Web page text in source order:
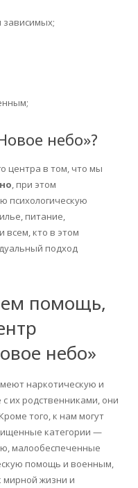
зависимых;
небо»?
центра в том, что мы
, при этом
психологическую
питание,
всем, кто в этом
подход
помощь,
небо»
наркотическую и
их родственниками, они
того, к нам могут
категории —
малообеспеченные
помощь и военным,
мирной жизни и